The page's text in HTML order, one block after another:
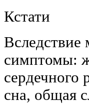
Кстати
Вследствие
симптомы:
сердечного
сна, общая